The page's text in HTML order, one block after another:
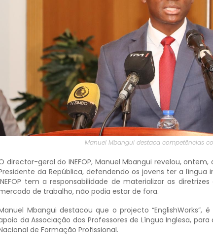
Manuel Mbangui destaca competências
director-geral do INEFOP, Manuel Mbangui revelou,
da República, defendendo os jovens ter a
tem a responsabilidade de materializar as
de trabalho, não podia estar de fora.
Mbangui destacou que o projecto
da Associação dos Professores de Língua Inglesa,
de Formação Profissional.